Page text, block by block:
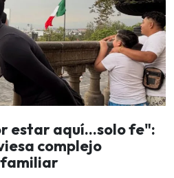
estar aquí…solo fe":
complejo
familiar